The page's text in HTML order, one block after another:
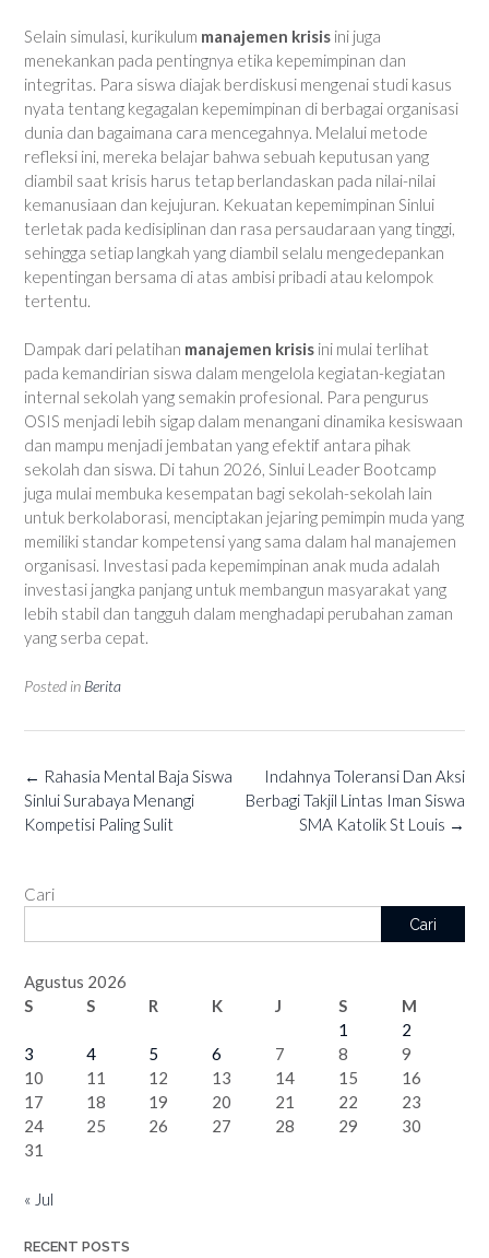
Selain simulasi, kurikulum manajemen krisis ini juga
menekankan pada pentingnya etika kepemimpinan dan
integritas. Para siswa diajak berdiskusi mengenai studi kasus
nyata tentang kegagalan kepemimpinan di berbagai organisasi
dunia dan bagaimana cara mencegahnya. Melalui metode
refleksi ini, mereka belajar bahwa sebuah keputusan yang
diambil saat krisis harus tetap berlandaskan pada nilai-nilai
kemanusiaan dan kejujuran. Kekuatan kepemimpinan Sinlui
terletak pada kedisiplinan dan rasa persaudaraan yang tinggi,
sehingga setiap langkah yang diambil selalu mengedepankan
kepentingan bersama di atas ambisi pribadi atau kelompok
tertentu.
Dampak dari pelatihan manajemen krisis ini mulai terlihat
pada kemandirian siswa dalam mengelola kegiatan-kegiatan
internal sekolah yang semakin profesional. Para pengurus
OSIS menjadi lebih sigap dalam menangani dinamika kesiswaan
dan mampu menjadi jembatan yang efektif antara pihak
sekolah dan siswa. Di tahun 2026, Sinlui Leader Bootcamp
juga mulai membuka kesempatan bagi sekolah-sekolah lain
untuk berkolaborasi, menciptakan jejaring pemimpin muda yang
memiliki standar kompetensi yang sama dalam hal manajemen
organisasi. Investasi pada kepemimpinan anak muda adalah
investasi jangka panjang untuk membangun masyarakat yang
lebih stabil dan tangguh dalam menghadapi perubahan zaman
yang serba cepat.
Posted in Berita
Post
navigation
Indahnya Toleransi Dan Aksi
Berbagi Takjil Lintas Iman Siswa
SMA Katolik St Louis →
← Rahasia Mental Baja Siswa
Sinlui Surabaya Menangi
Kompetisi Paling Sulit
Cari
Cari
Agustus 2026
S
S R K J S
M
1
2
3
4 5 6 7 8
9
10
11 12 13 14 15
16
17
18 19 20 21 22
23
24
25 26 27 28 29
30
31
« Jul
RECENT POSTS